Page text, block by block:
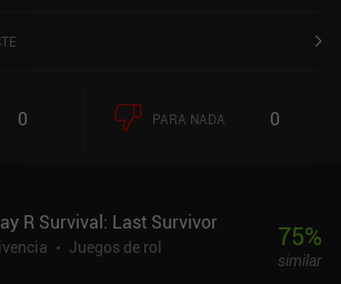
0 PARA NADA 0
R Survival: Last Survivor
Juegos de rol
75%
similar